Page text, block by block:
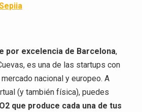
por excelencia de Barcelona,
es una de las startups con
nacional y europeo. A
(y también física), puedes
que produce cada una de tus